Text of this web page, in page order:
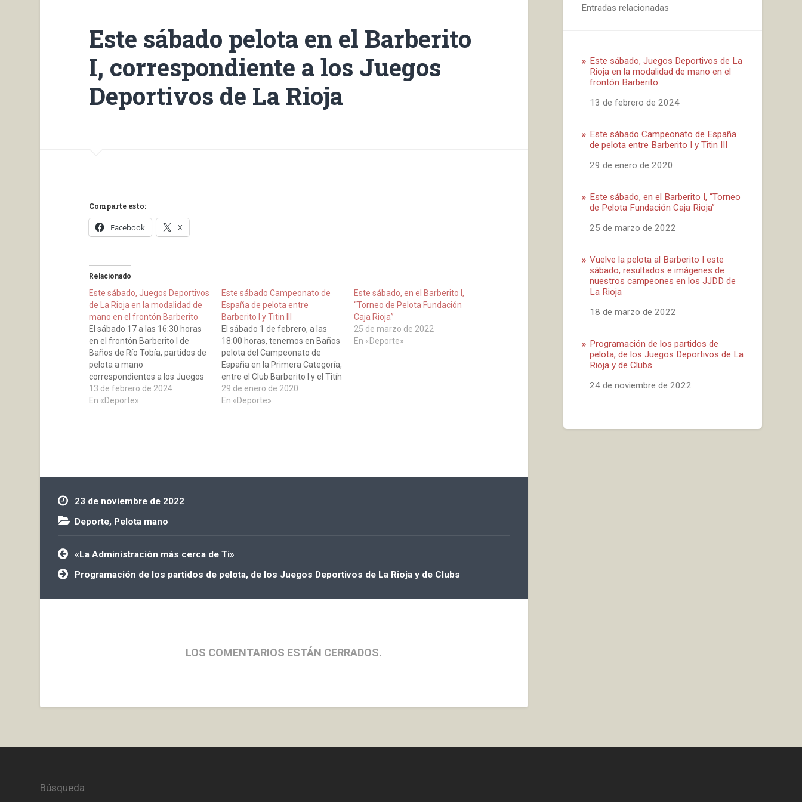
Este sábado pelota en el Barberito
I, correspondiente a los Juegos
Deportivos de La Rioja
Comparte esto:
Facebook X
Relacionado
Este sábado, Juegos Deportivos
de La Rioja en la modalidad de
mano en el frontón Barberito
El sábado 17 a las 16:30 horas
en el frontón Barberito I de
Baños de Río Tobía, partidos de
pelota a mano
correspondientes a los Juegos
Deportivos de La Rioja.
13 de febrero de 2024
En «Deporte»
Este sábado Campeonato de
España de pelota entre
Barberito I y Titin III
El sábado 1 de febrero, a las
18:00 horas, tenemos en Baños
pelota del Campeonato de
España en la Primera Categoría,
entre el Club Barberito I y el Titín
III; estos además de llevar el
nombre del los dos grandes
29 de enero de 2020
En «Deporte»
Este sábado, en el Barberito I,
“Torneo de Pelota Fundación
Caja Rioja”
25 de marzo de 2022
En «Deporte»
23 de noviembre de 2022
Deporte, Pelota mano
Navegación
de
entradas
«La Administración más cerca de Ti»
Programación de los partidos de pelota, de los Juegos Deportivos de La Rioja y de Clubs
LOS COMENTARIOS ESTÁN CERRADOS.
Entradas relacionadas
Este sábado, Juegos Deportivos de La
Rioja en la modalidad de mano en el
frontón Barberito
Fecha
13 de febrero de 2024
Este sábado Campeonato de España
de pelota entre Barberito I y Titin III
Fecha
29 de enero de 2020
Este sábado, en el Barberito I, “Torneo
de Pelota Fundación Caja Rioja”
Fecha
25 de marzo de 2022
Vuelve la pelota al Barberito I este
sábado, resultados e imágenes de
nuestros campeones en los JJDD de
La Rioja
Fecha
18 de marzo de 2022
Programación de los partidos de
pelota, de los Juegos Deportivos de La
Rioja y de Clubs
Fecha
24 de noviembre de 2022
Búsqueda